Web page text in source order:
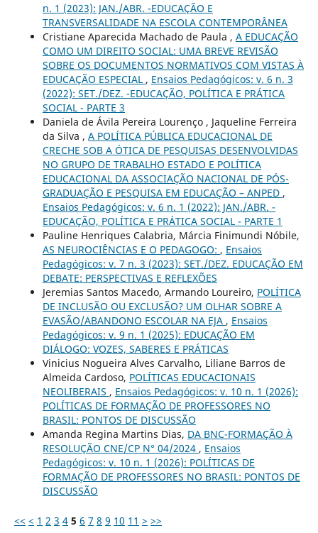
n. 1 (2023): JAN./ABR. -EDUCAÇÃO E
TRANSVERSALIDADE NA ESCOLA CONTEMPORÂNEA
Cristiane Aparecida Machado de Paula , A EDUCAÇÃO
COMO UM DIREITO SOCIAL: UMA BREVE REVISÃO
SOBRE OS DOCUMENTOS NORMATIVOS COM VISTAS À
EDUCAÇÃO ESPECIAL , Ensaios Pedagógicos: v. 6 n. 3
(2022): SET./DEZ. -EDUCAÇÃO, POLÍTICA E PRÁTICA
SOCIAL - PARTE 3
Daniela de Ávila Pereira Lourenço , Jaqueline Ferreira
da Silva , A POLÍTICA PÚBLICA EDUCACIONAL DE
CRECHE SOB A ÓTICA DE PESQUISAS DESENVOLVIDAS
NO GRUPO DE TRABALHO ESTADO E POLÍTICA
EDUCACIONAL DA ASSOCIAÇÃO NACIONAL DE PÓS-
GRADUAÇÃO E PESQUISA EM EDUCAÇÃO – ANPED ,
Ensaios Pedagógicos: v. 6 n. 1 (2022): JAN./ABR. -
EDUCAÇÃO, POLÍTICA E PRÁTICA SOCIAL - PARTE 1
Pauline Henriques Calabria, Márcia Finimundi Nóbile,
AS NEUROCIÊNCIAS E O PEDAGOGO: , Ensaios
Pedagógicos: v. 7 n. 3 (2023): SET./DEZ. EDUCAÇÃO EM
DEBATE: PERSPECTIVAS E REFLEXÕES
Jeremias Santos Macedo, Armando Loureiro, POLÍTICA
DE INCLUSÃO OU EXCLUSÃO? UM OLHAR SOBRE A
EVASÃO/ABANDONO ESCOLAR NA EJA , Ensaios
Pedagógicos: v. 9 n. 1 (2025): EDUCAÇÃO EM
DIÁLOGO: VOZES, SABERES E PRÁTICAS
Vinicius Nogueira Alves Carvalho, Liliane Barros de
Almeida Cardoso, POLÍTICAS EDUCACIONAIS
NEOLIBERAIS , Ensaios Pedagógicos: v. 10 n. 1 (2026):
POLÍTICAS DE FORMAÇÃO DE PROFESSORES NO
BRASIL: PONTOS DE DISCUSSÃO
Amanda Regina Martins Dias, DA BNC-FORMAÇÃO À
RESOLUÇÃO CNE/CP N° 04/2024 , Ensaios
Pedagógicos: v. 10 n. 1 (2026): POLÍTICAS DE
FORMAÇÃO DE PROFESSORES NO BRASIL: PONTOS DE
DISCUSSÃO
<< < 1 2 3 4 5 6 7 8 9 10 11 > >>